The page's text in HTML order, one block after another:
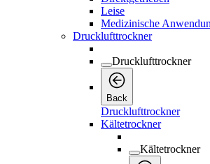
Leise
Medizinische
Drucklufttrockner
Drucklufttrockner
Back
Drucklufttrockner
Kältetrockner
Kältetrockner